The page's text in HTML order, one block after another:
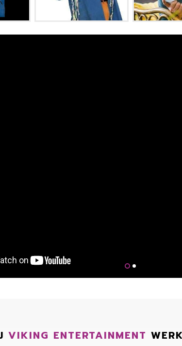
VIKING ENTERTAINMENT